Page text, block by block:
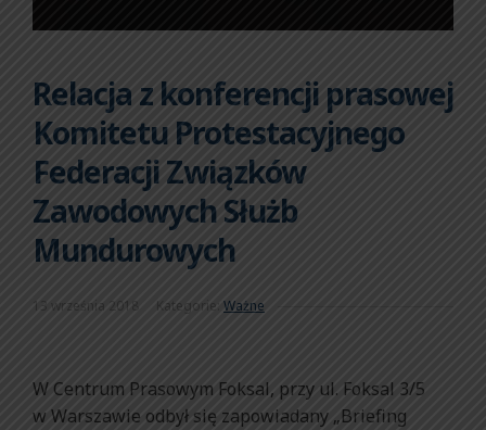
Relacja z konferencji prasowej
Komitetu Protestacyjnego
Federacji Związków
Zawodowych Służb
Mundurowych
13 września 2018 Kategorie: Ważne
W Centrum Prasowym Foksal, przy ul. Foksal 3/5
w Warszawie odbył się zapowiadany „Briefing